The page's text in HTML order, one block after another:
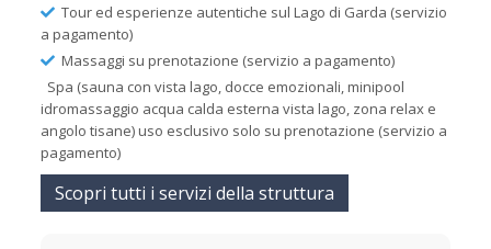
Tour ed esperienze autentiche sul Lago di Garda (servizio
a pagamento)
Massaggi su prenotazione (servizio a pagamento)
Spa (sauna con vista lago, docce emozionali, minipool
idromassaggio acqua calda esterna vista lago, zona relax e
angolo tisane) uso esclusivo solo su prenotazione (servizio a
pagamento)
Scopri tutti i servizi della struttura